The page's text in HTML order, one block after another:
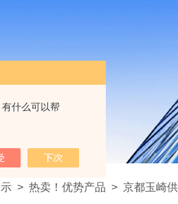
什么可以帮
> 热卖！优势产品 > 京都玉崎